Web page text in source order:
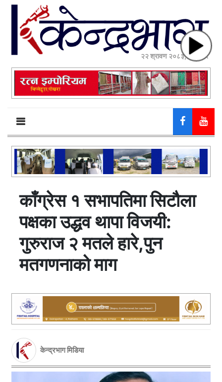
२२ श्रावण २०८३, शुक्रबार
काँग्रेस १ सभापतिमा सिटौला
पक्षका उद्धव थापा विजयी:
गुरुराज २ मतले हारे,पुन
मतगणनाको माग
केन्द्रभाग मिडिया